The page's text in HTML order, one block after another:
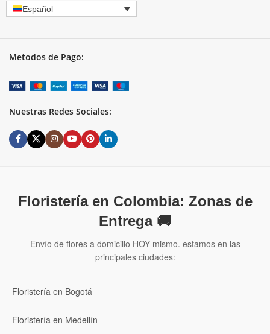
Español
Metodos de Pago:
Nuestras Redes Sociales:
Floristería en Colombia: Zonas de
Entrega 🚚
Envío de flores a domicilio HOY mismo. estamos en las
principales ciudades:
Floristería en Bogotá
Floristería en Medellín